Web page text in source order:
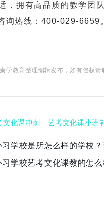
，拥有高品质的教学团
询热线：400-029-6659
学教育整理编辑发布，如有侵权请
文化课冲刺 艺考文化课小班
学校是所怎么样的学校
学校艺考文化课教的怎